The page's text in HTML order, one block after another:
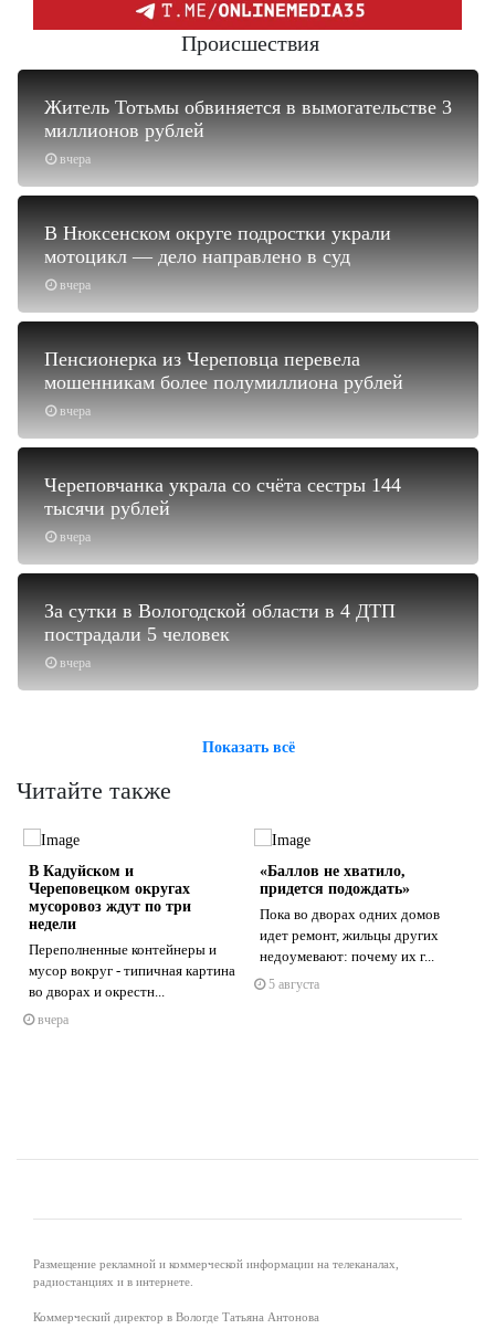
Происшествия
вчера
Житель Тотьмы обвиняется в вымогательстве 3
миллионов рублей
вчера
В Нюксенском округе подростки украли
мотоцикл — дело направлено в суд
вчера
Пенсионерка из Череповца перевела
мошенникам более полумиллиона рублей
вчера
Череповчанка украла со счёта сестры 144
тысячи рублей
вчера
За сутки в Вологодской области в 4 ДТП
пострадали 5 человек
Показать всё
Читайте также
В Кадуйском и
Череповецком округах
мусоровоз ждут по три
недели
Переполненные контейнеры и
мусор вокруг - типичная картина
во дворах и окрестн...
вчера
«Баллов не хватило,
придется подождать»
Пока во дворах одних домов
идет ремонт, жильцы других
недоумевают: почему их г...
5 августа
Размещение рекламной и коммерческой информации на телеканалах,
радиостанциях и в интернете.
Коммерческий директор в Вологде Татьяна Антонова